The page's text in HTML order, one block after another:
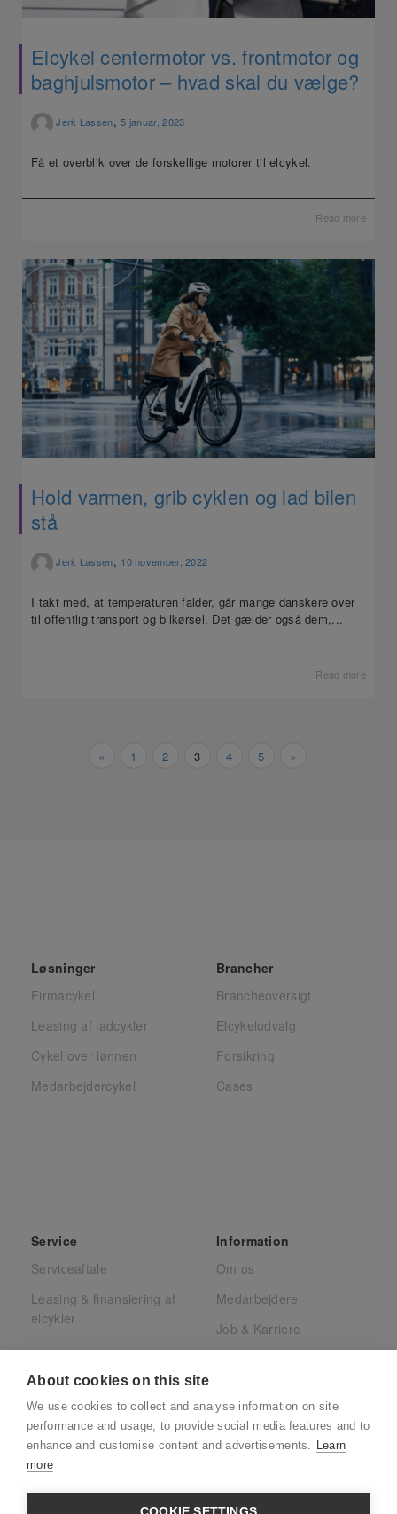
Elcykel centermotor vs. frontmotor og
baghjulsmotor – hvad skal du vælge?
Jerk Lassen,5 januar, 2023
Få et overblik over de forskellige motorer til elcykel.
Read more
Hold varmen, grib cyklen og lad bilen
stå
Jerk Lassen, 10 november, 2022
I takt med, at temperaturen falder, går mange danskere over
til offentlig transport og bilkørsel. Det gælder også dem,...
Read more
« 1 2 3 4 5 »
Løsninger
Firmacykel
Leasing af ladcykler
Cykel over lønnen
Medarbejdercykel
Brancher
Brancheoversigt
Elcykeludvalg
Forsikring
Cases
Service
Serviceaftale
Leasing & finansiering af
elcykler
Information
Om os
Medarbejdere
Job & Karriere
CSR
About cookies on this site
We use cookies to collect and analyse information on site
performance and usage, to provide social media features and to
enhance and customise content and advertisements. Learn
more